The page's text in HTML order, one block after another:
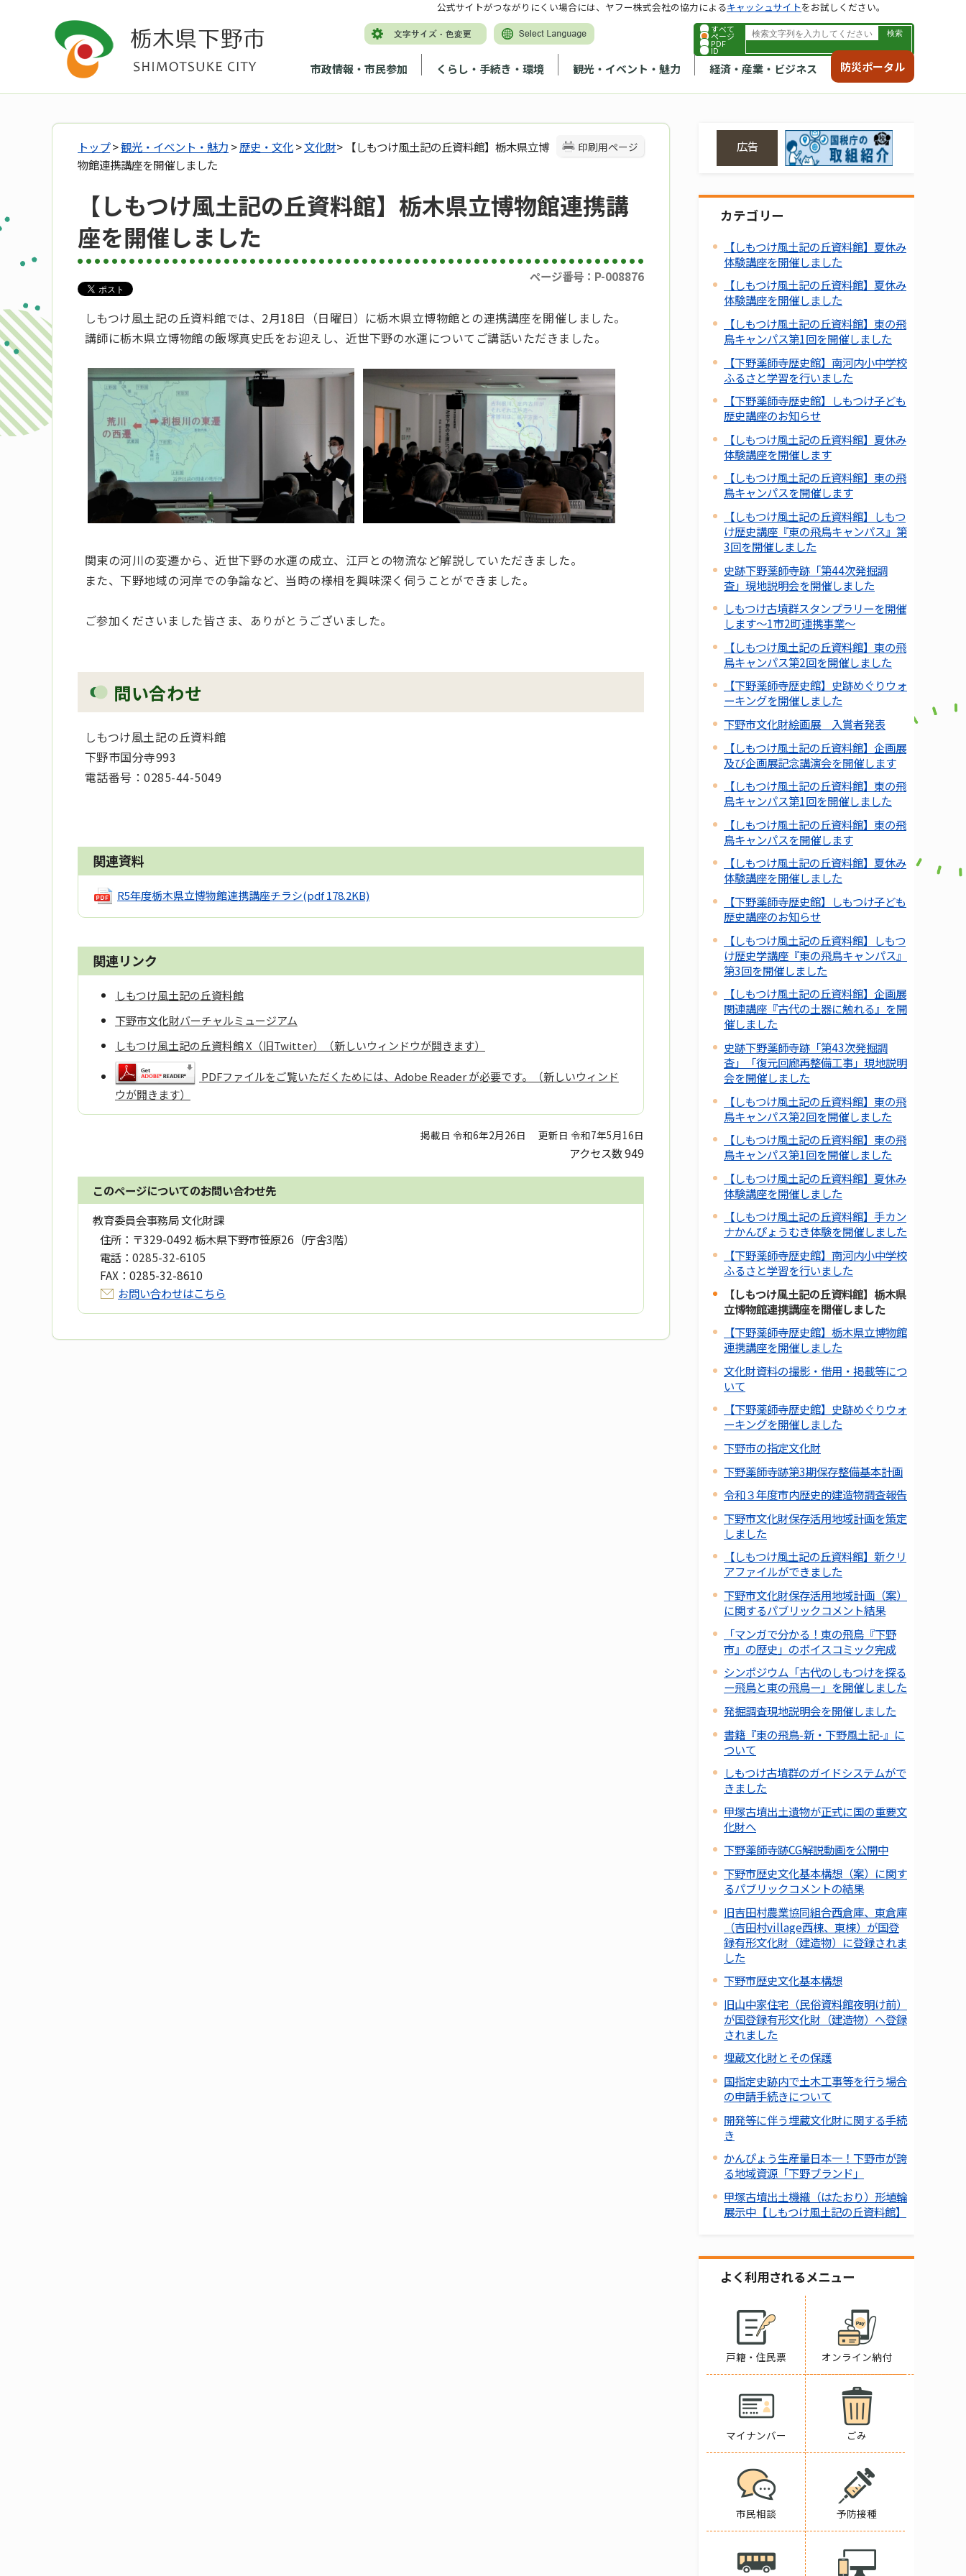
すべて
ページ
PDF
ID
市政情報・市民参加 くらし・手続き・環境 観光・イベント・魅力 経済・産業・ビジネス 防災ポータル
公式サイトがつながりにくい場合には、ヤフー株式会社の協力によるキャッシュサイトをお試しください。
印刷用ページ
トップ>観光・イベント・魅力 >歴史・文化>文化財> 【しもつけ風土記の丘資料館】栃木県立博
物館連携講座を開催しました
【しもつけ風土記の丘資料館】栃木県立博物館連携講
座を開催しました
ページ番号：P-008876
しもつけ風土記の丘資料館では、2月18日（日曜日）に栃木県立博物館との連携講座を開催しました。
講師に栃木県立博物館の飯塚真史氏をお迎えし、近世下野の水運についてご講話いただきました。
関東の河川の変遷から、近世下野の水運の成立、江戸との物流など解説していただきました。
また、下野地域の河岸での争論など、当時の様相を興味深く伺うことができました。
ご参加くださいました皆さま、ありがとうございました。
問い合わせ
しもつけ風土記の丘資料館
下野市国分寺993
電話番号：0285-44-5049
関連資料
R5年度栃木県立博物館連携講座チラシ(pdf 178.2KB)
関連リンク
しもつけ風土記の丘資料館
下野市文化財バーチャルミュージアム
しもつけ風土記の丘資料館 X（旧Twitter）（新しいウィンドウが開きます）
PDFファイルをご覧いただくためには、Adobe Reader が必要です。（新しいウィンド
ウが開きます）
掲載日 令和6年2月26日 更新日 令和7年5月16日
アクセス数949
このページについてのお問い合わせ先
教育委員会事務局 文化財課
住所： 〒329-0492 栃木県下野市笹原26（庁舎3階）
電話： 0285-32-6105
FAX： 0285-32-8610
お問い合わせはこちら
広告
カテゴリー
【しもつけ風土記の丘資料館】夏休み
体験講座を開催しました
【しもつけ風土記の丘資料館】夏休み
体験講座を開催しました
【しもつけ風土記の丘資料館】東の飛
鳥キャンパス第1回を開催しました
【下野薬師寺歴史館】南河内小中学校
ふるさと学習を行いました
【下野薬師寺歴史館】しもつけ子ども
歴史講座のお知らせ
【しもつけ風土記の丘資料館】夏休み
体験講座を開催します
【しもつけ風土記の丘資料館】東の飛
鳥キャンパスを開催します
【しもつけ風土記の丘資料館】しもつ
け歴史講座『東の飛鳥キャンパス』第
3回を開催しました
史跡下野薬師寺跡「第44次発掘調
査」現地説明会を開催しました
しもつけ古墳群スタンプラリーを開催
します～1市2町連携事業～
【しもつけ風土記の丘資料館】東の飛
鳥キャンパス第2回を開催しました
【下野薬師寺歴史館】史跡めぐりウォ
ーキングを開催しました
下野市文化財絵画展 入賞者発表
【しもつけ風土記の丘資料館】企画展
及び企画展記念講演会を開催します
【しもつけ風土記の丘資料館】東の飛
鳥キャンパス第1回を開催しました
【しもつけ風土記の丘資料館】東の飛
鳥キャンパスを開催します
【しもつけ風土記の丘資料館】夏休み
体験講座を開催しました
【下野薬師寺歴史館】しもつけ子ども
歴史講座のお知らせ
【しもつけ風土記の丘資料館】しもつ
け歴史学講座『東の飛鳥キャンパス』
第3回を開催しました
【しもつけ風土記の丘資料館】企画展
関連講座『古代の土器に触れる』を開
催しました
史跡下野薬師寺跡「第43次発掘調
査」「復元回廊再整備工事」現地説明
会を開催しました
【しもつけ風土記の丘資料館】東の飛
鳥キャンパス第2回を開催しました
【しもつけ風土記の丘資料館】東の飛
鳥キャンパス第1回を開催しました
【しもつけ風土記の丘資料館】夏休み
体験講座を開催しました
【しもつけ風土記の丘資料館】手カン
ナかんぴょうむき体験を開催しました
【下野薬師寺歴史館】南河内小中学校
ふるさと学習を行いました
【しもつけ風土記の丘資料館】栃木県
立博物館連携講座を開催しました
【下野薬師寺歴史館】栃木県立博物館
連携講座を開催しました
文化財資料の撮影・借用・掲載等につ
いて
【下野薬師寺歴史館】史跡めぐりウォ
ーキングを開催しました
下野市の指定文化財
下野薬師寺跡第3期保存整備基本計画
令和３年度市内歴史的建造物調査報告
下野市文化財保存活用地域計画を策定
しました
【しもつけ風土記の丘資料館】新クリ
アファイルができました
下野市文化財保存活用地域計画（案）
に関するパブリックコメント結果
「マンガで分かる！東の飛鳥『下野
市』の歴史」のボイスコミック完成
シンポジウム「古代のしもつけを探る
ー飛鳥と東の飛鳥ー」を開催しました
発掘調査現地説明会を開催しました
書籍『東の飛鳥-新・下野風土記-』に
ついて
しもつけ古墳群のガイドシステムがで
きました
甲塚古墳出土遺物が正式に国の重要文
化財へ
下野薬師寺跡CG解説動画を公開中
下野市歴史文化基本構想（案）に関す
るパブリックコメントの結果
旧吉田村農業協同組合西倉庫、東倉庫
（吉田村village西棟、東棟）が国登
録有形文化財（建造物）に登録されま
した
下野市歴史文化基本構想
旧山中家住宅（民俗資料館夜明け前）
が国登録有形文化財（建造物）へ登録
されました
埋蔵文化財とその保護
国指定史跡内で土木工事等を行う場合
の申請手続きについて
開発等に伴う埋蔵文化財に関する手続
き
かんぴょう生産量日本一！下野市が誇
る地域資源「下野ブランド」
甲塚古墳出土機織（はたおり）形埴輪
展示中【しもつけ風土記の丘資料館】
よく利用されるメニュー
戸籍・住民票 オンライン納付
マイナンバー ごみ
市民相談 予防接種